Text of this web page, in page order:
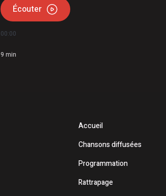
Écouter
00:00
9 min
Accueil
Chansons diffusées
Programmation
Rattrapage